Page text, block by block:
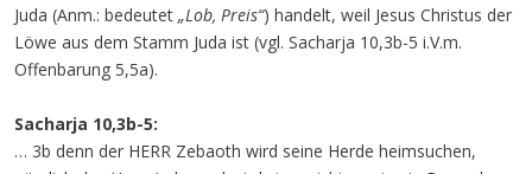
Juda (Anm.: bedeutet „Lob, Preis“) handelt, weil Jesus Christus der
Löwe aus dem Stamm Juda ist (vgl. Sacharja 10,3b-5 i.V.m.
Offenbarung 5,5a).
Sacharja 10,3b-5:
… 3b denn der HERR Zebaoth wird seine Herde heimsuchen,